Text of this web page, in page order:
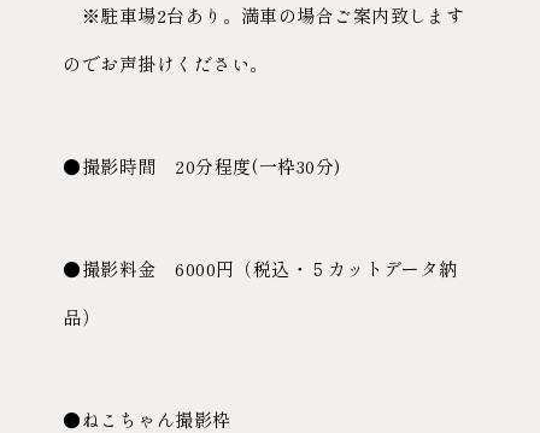
※駐車場2台あり。満車の場合ご案内致します
のでお声掛けください。
●撮影時間 20分程度(一枠30分)
●撮影料金 6000円（税込・５カットデータ納
品）
●ねこちゃん撮影枠